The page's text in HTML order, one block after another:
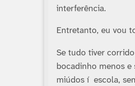
interferência.
Entretanto, eu vou
Se tudo tiver
bocadinho menos e
miúdos í escola,